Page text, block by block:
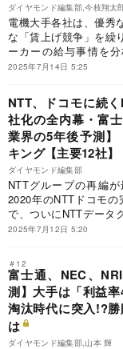
ダイヤモンド編集部,今枝翔太
電機大手各社は、優秀
な「賃上げ競争」を繰
ーカーの給与事情を
業」の平均年収が前年
界7社の年収推移を大
ドヒート”ぶりをお伝え
2025年7月14日 5:25
NTT、ドコモに続
社化の全内幕・富
業界の5年後予測
キング【主要12社】
ダイヤモンド編集部
NTTグループの再編が
2020年のNTTドコモ
で、ついにNTTデータ
乗り出したのです。
ます。独立心の強い
社化に追い込まれるま
さらに、グループ再編
る一手を大予想します
2025年7月12日 5:20
＃12
富士通、NEC、
測】大手は「利益
淘汰時代に突入!?
は
ダイヤモンド編集部,山本 輝